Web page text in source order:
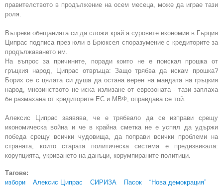
правителството в продължение на осем месеца, може да играе тази
роля.
Въпреки обещанията си да сложи край а суровите икономии в Гърция
Ципрас подписа през юли в Брюксел споразумение с кредиторите за
продължаването им.
На въпрос за причините, поради които не е поискал прошка от
гръцкия народ, Ципрас отвръща: Защо трябва да искам прошка?
Борих се с цялата си душа да остана верен на мандата на гръцкия
народ, мнозинството не иска излизане от еврозоната - тази заплаха
бе размахана от кредиторите ЕС и МВФ, оправдава се той.
Алексис Ципрас заявява, че е трябвало да се изправи срещу
икономическа война и че в крайна сметка не е успял да удържи
победа срещу всички чудовища, да поправи всички проблеми на
страната, които старата политическа система е предизвикала:
корупцията, укриването на данъци, корумпираните политици.
Тагове:
избори
Алексис Ципрас СИРИЗА Пасок
“Нова демокрация”